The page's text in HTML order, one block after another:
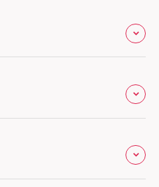
タルベース川口元郷
越谷
コ
前
梅田地下（うめちか）
天王寺ミオ
マークイズ福岡もも